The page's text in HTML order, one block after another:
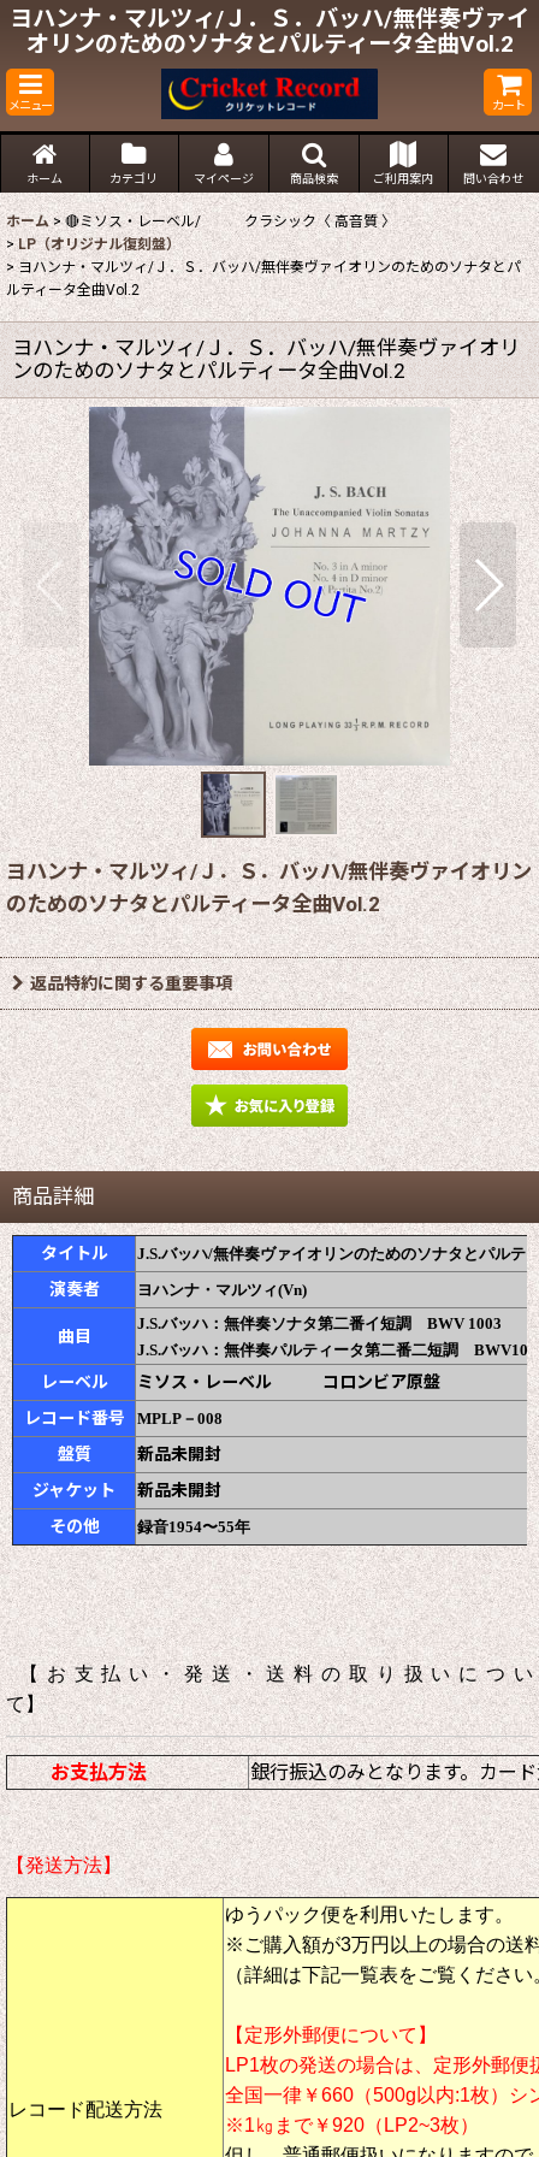
ヨハンナ・マルツィ/Ｊ．Ｓ．バッハ/無伴奏ヴァイ
オリンのためのソナタとパルティータ全曲Vol.2
メニュー カート
ホーム カテゴリ マイページ 商品検索 ご利用案内 問い合わせ
ホーム > 🔴ミソス・レーベル/ クラシック〈 高音質 〉
> LP（オリジナル復刻盤）
> ヨハンナ・マルツィ/Ｊ．Ｓ．バッハ/無伴奏ヴァイオリンのためのソナタとパ
ルティータ全曲Vol.2
ヨハンナ・マルツィ/Ｊ．Ｓ．バッハ/無伴奏ヴァイオリ
ンのためのソナタとパルティータ全曲Vol.2
ヨハンナ・マルツィ/Ｊ．Ｓ．バッハ/無伴奏ヴァイオリン
のためのソナタとパルティータ全曲Vol.2
返品特約に関する重要事項
商品詳細
タイトル J.S.バッハ/無伴奏ヴァイオリンのためのソナタとパルテ
演奏者 ヨハンナ・マルツィ(Vn)
曲目
J.S.バッハ：無伴奏ソナタ第二番イ短調 BWV 1003
J.S.バッハ：無伴奏パルティータ第二番二短調
レーベル
ミソス・レーベル コロンビア原盤
レコード番号
MPLP－008
盤質
新品未開封
ジャケット
新品未開封
その他
録音1954〜55年
【お支払い・発送・送料の取り扱いについ
て】
お支払方法 銀行振込のみとなります。カー
【発送方法】
レコード配送方法
ゆうパック便を利用いたします。
※ご購入額が3万円以上の場合の送
（詳細は下記一覧表をご覧ください
【定形外郵便について】
LP1枚の発送の場合は、定形外郵便
全国一律￥660（500g以内:1枚）シ
※1㎏まで￥920（LP2~3枚）